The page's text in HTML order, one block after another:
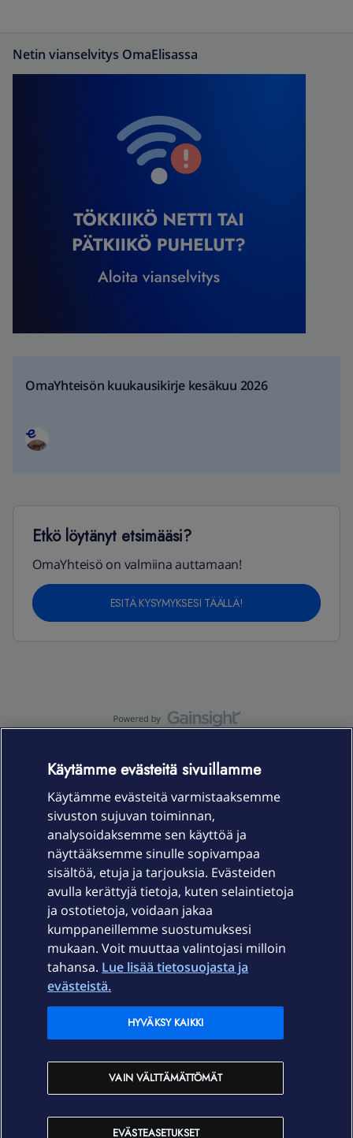
Netin vianselvitys OmaElisassa
OmaYhteisön kuukausikirje kesäkuu 2026
Etkö löytänyt etsimääsi?
OmaYhteisö on valmiina auttamaan!
ESITÄ KYSYMYKSESI TÄÄLLÄ!
Laitteet & liittymät
Palvelut
Ajankohtaista
Elisa Oyj
In English
Käytämme evästeitä sivuillamme
Käytämme evästeitä varmistaaksemme
sivuston sujuvan toiminnan,
analysoidaksemme sen käyttöä ja
näyttääksemme sinulle sopivampaa
sisältöä, etuja ja tarjouksia. Evästeiden
avulla kerättyjä tietoja, kuten selaintietoja
ja ostotietoja, voidaan jakaa
kumppaneillemme suostumuksesi
mukaan. Voit muuttaa valintojasi milloin
tahansa. Lue lisää tietosuojasta ja
evästeistä.
EVÄSTEASETUKSET
VAIN VÄLTTÄMÄTTÖMÄT
HYVÄKSY KAIKKI